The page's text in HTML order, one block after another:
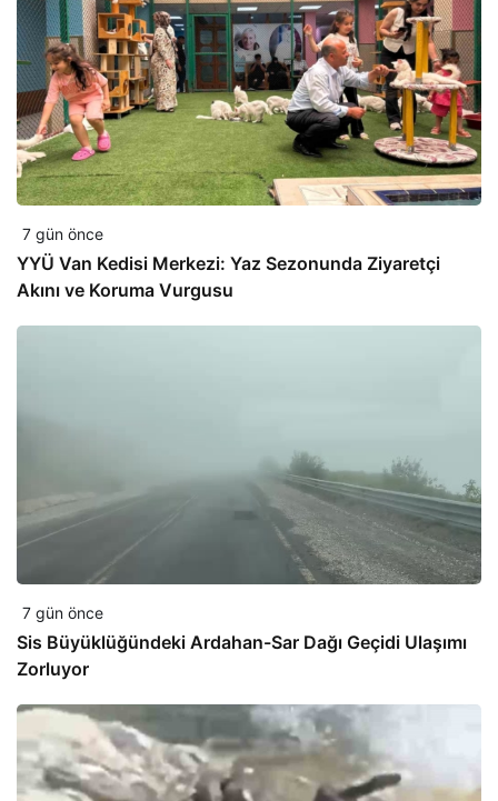
7 gün önce
YYÜ Van Kedisi Merkezi: Yaz Sezonunda Ziyaretçi
Akını ve Koruma Vurgusu
7 gün önce
Sis Büyüklüğündeki Ardahan-Sar Dağı Geçidi Ulaşımı
Zorluyor